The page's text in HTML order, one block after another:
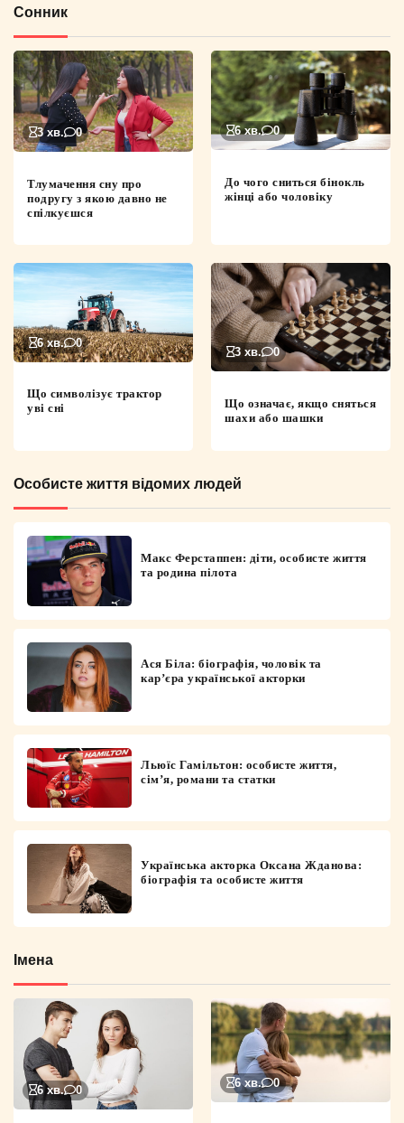
Сонник
3 хв. 0
Тлумачення сну про
подругу з якою давно не
спілкуєшся
6 хв. 0
До чого сниться бінокль
жінці або чоловіку
6 хв. 0
Що символізує трактор
уві сні
3 хв. 0
Що означає, якщо сняться
шахи або шашки
Особисте життя відомих людей
Макс Ферстаппен: діти, особисте життя
та родина пілота
Ася Біла: біографія, чоловік та
кар’єра української акторки
Льюїс Гамільтон: особисте життя,
сім’я, романи та статки
Українська акторка Оксана Жданова:
біографія та особисте життя
Імена
6 хв. 0
6 хв. 0